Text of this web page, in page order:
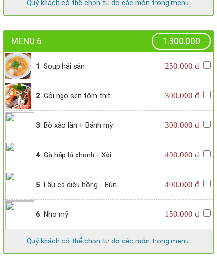
Quý khách có thể chọn tự do các món trong menu.
MENU 6 1.800.000
1. Soup hải sản 250.000 đ
2. Gỏi ngó sen tôm thịt 300.000 đ
3. Bò xào lăn + Bánh mỳ 300.000 đ
4. Gà hấp lá chanh - Xôi 400.000 đ
5. Lấu cá diêu hồng - Bún 400.000 đ
6. Nho mỹ 150.000 đ
Quý khách có thể chọn tự do các món trong menu.